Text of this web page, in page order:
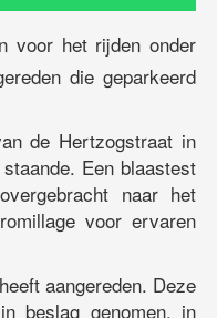
voor het rijden onder
die geparkeerd
de Hertzogstraat in
Een blaastest
naar het
voor ervaren
aangereden. Deze
beslag genomen, in